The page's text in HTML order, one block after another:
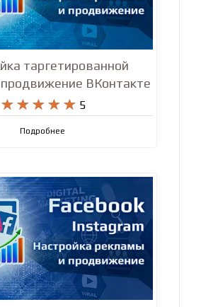
таргетированной
ВКонтакте
    
     5
Подробнее